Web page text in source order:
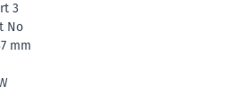
3
No
mm